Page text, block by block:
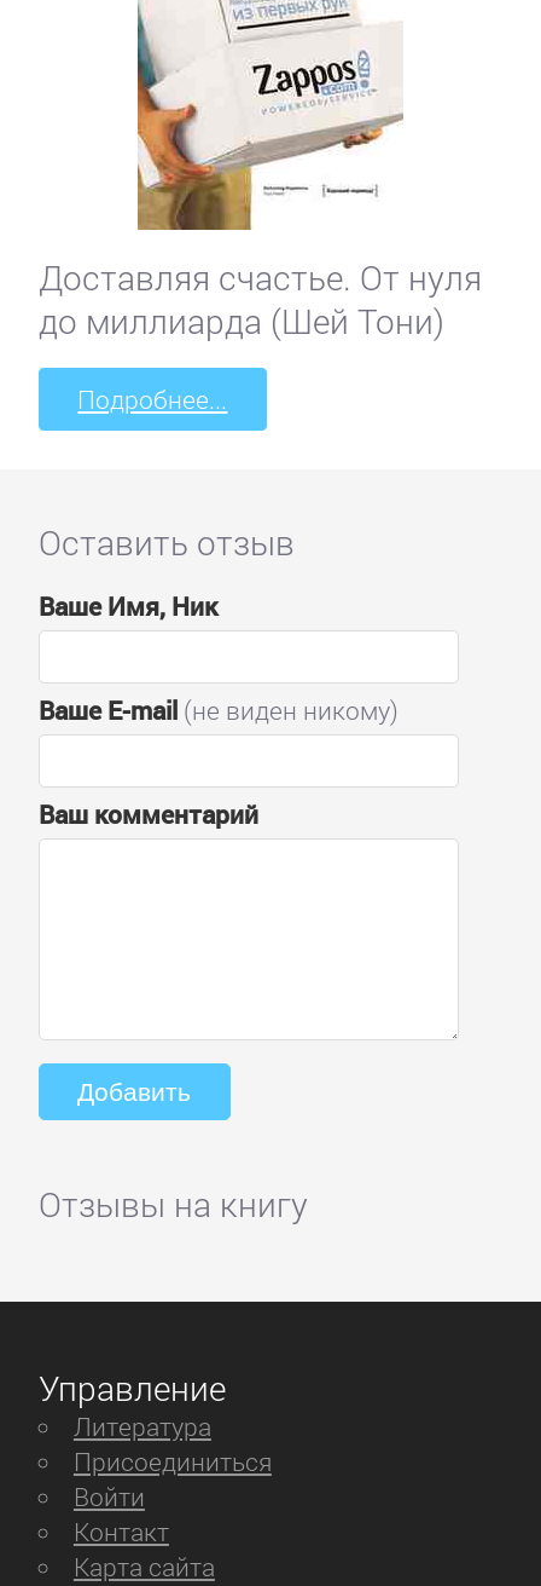
Доставляя счастье. От нуля
до миллиарда (Шей Тони)
Подробнее...
Оставить отзыв
Ваше Имя, Ник
Ваше E-mail(не виден никому)
Ваш комментарий
Отзывы на книгу
Управление
Литература
Присоединиться
Войти
Контакт
Карта сайта